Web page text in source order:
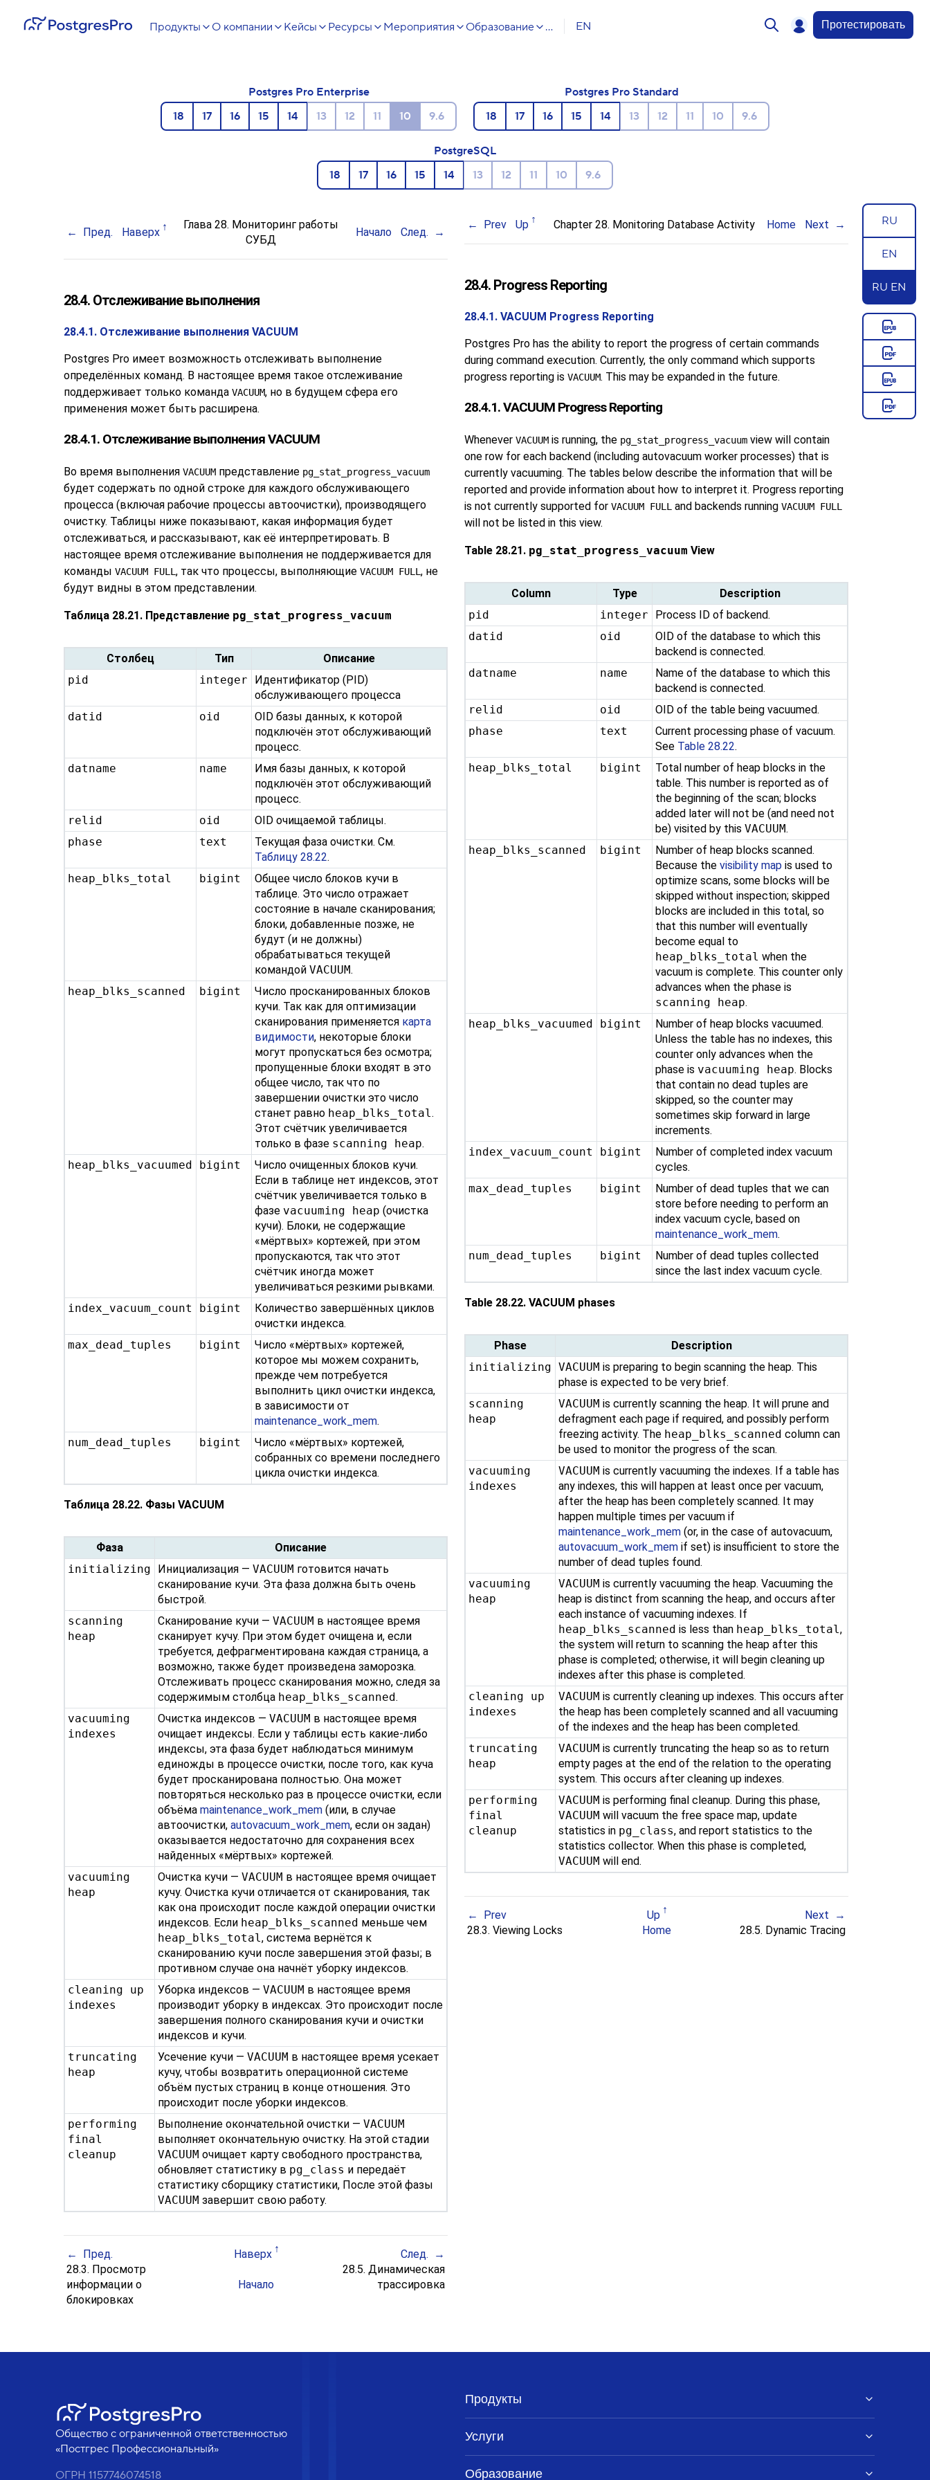
Продукты О компании Кейсы Ресурсы Мероприятия Образование ... EN Протестировать
Postgres Pro Enterprise
18
17 16 15 14 13 12 11 10 9.6
Postgres Pro Standard
18
17 16 15 14 13 12 11 10 9.6
PostgreSQL
18
17 16 15 14 13 12 11 10 9.6
RU
EN
RU EN
Пред. Наверх
Глава 28. Мониторинг работы
СУБД
Начало След.
28.4. Отслеживание выполнения
28.4.1. Отслеживание выполнения VACUUM
Postgres Pro имеет возможность отслеживать выполнение
определённых команд. В настоящее время такое отслеживание
поддерживает только команда VACUUM, но в будущем сфера его
применения может быть расширена.
28.4.1. Отслеживание выполнения VACUUM
Во время выполнения VACUUM представление pg_stat_progress_vacuum
будет содержать по одной строке для каждого обслуживающего
процесса (включая рабочие процессы автоочистки), производящего
очистку. Таблицы ниже показывают, какая информация будет
отслеживаться, и рассказывают, как её интерпретировать. В
настоящее время отслеживание выполнения не поддерживается для
команды VACUUM FULL , так что процессы, выполняющие VACUUM FULL , не
будут видны в этом представлении.
Таблица 28.21. Представление pg_stat_progress_vacuum
Столбец Тип
Описание
pid
integer
Идентификатор (PID)
обслуживающего процесса
datid
oid
OID базы данных, к которой
подключён этот обслуживающий
процесс.
datname
name
Имя базы данных, к которой
подключён этот обслуживающий
процесс.
relid
oid
OID очищаемой таблицы.
phase
text
Текущая фаза очистки. См.
Таблицу 28.22.
heap_blks_total
bigint
Общее число блоков кучи в
таблице. Это число отражает
состояние в начале сканирования;
блоки, добавленные позже, не
будут (и не должны)
обрабатываться текущей
командойVACUUM.
heap_blks_scanned
bigint
Число просканированных блоков
кучи. Так как для оптимизации
сканирования применяется карта
видимости, некоторые блоки
могут пропускаться без осмотра;
пропущенные блоки входят в это
общее число, так что по
завершении очистки это число
станет равно heap_blks_total .
Этот счётчик увеличивается
только в фазе scanning heap.
heap_blks_vacuumed
bigint
Число очищенных блоков кучи.
Если в таблице нет индексов, этот
счётчик увеличивается только в
фазе vacuuming heap (очистка
кучи). Блоки, не содержащие
«мёртвых» кортежей, при этом
пропускаются, так что этот
счётчик иногда может
увеличиваться резкими рывками.
index_vacuum_count
bigint
Количество завершённых циклов
очистки индекса.
max_dead_tuples
bigint
Число «мёртвых» кортежей,
которое мы можем сохранить,
прежде чем потребуется
выполнить цикл очистки индекса,
в зависимости от
maintenance_work_mem.
num_dead_tuples
bigint
Число «мёртвых» кортежей,
собранных со времени последнего
цикла очистки индекса.
Таблица 28.22. Фазы VACUUM
Фаза
Описание
initializing
Инициализация —VACUUM готовится начать
сканирование кучи. Эта фаза должна быть очень
быстрой.
scanning
heap
Сканирование кучи —VACUUM в настоящее время
сканирует кучу. При этом будет очищена и, если
требуется, дефрагментирована каждая страница, а
возможно, также будет произведена заморозка.
Отслеживать процесс сканирования можно, следя за
содержимым столбца heap_blks_scanned.
vacuuming
indexes
Очистка индексов —VACUUM в настоящее время
очищает индексы. Если у таблицы есть какие-либо
индексы, эта фаза будет наблюдаться минимум
единожды в процессе очистки, после того, как куча
будет просканирована полностью. Она может
повторяться несколько раз в процессе очистки, если
объёмаmaintenance_work_mem (или, в случае
автоочистки,autovacuum_work_mem, если он задан)
оказывается недостаточно для сохранения всех
найденных «мёртвых» кортежей.
vacuuming
heap
Очистка кучи —VACUUM в настоящее время очищает
кучу. Очистка кучи отличается от сканирования, так
как она происходит после каждой операции очистки
индексов. Если heap_blks_scanned меньше чем
heap_blks_total, система вернётся к
сканированию кучи после завершения этой фазы; в
противном случае она начнёт уборку индексов.
cleaning up
indexes
Уборка индексов —VACUUM в настоящее время
производит уборку в индексах. Это происходит после
завершения полного сканирования кучи и очистки
индексов и кучи.
truncating
heap
Усечение кучи —VACUUM в настоящее время усекает
кучу, чтобы возвратить операционной системе
объём пустых страниц в конце отношения. Это
происходит после уборки индексов.
performing
final
cleanup
Выполнение окончательной очистки —VACUUM
выполняет окончательную очистку. На этой стадии
VACUUM очищает карту свободного пространства,
обновляет статистику в pg_class и передаёт
статистику сборщику статистики, После этой фазы
VACUUM завершит свою работу.
Пред. Наверх
След.
28.3. Просмотр
информации о
блокировках
Начало
28.5. Динамическая
трассировка
Prev Up Chapter 28. Monitoring Database Activity Home Next
28.4. Progress Reporting
28.4.1. VACUUM Progress Reporting
Postgres Pro has the ability to report the progress of certain commands
during command execution. Currently, the only command which supports
progress reporting is VACUUM. This may be expanded in the future.
28.4.1. VACUUM Progress Reporting
Whenever VACUUM is running, the pg_stat_progress_vacuum view will contain
one row for each backend (including autovacuum worker processes) that is
currently vacuuming. The tables below describe the information that will be
reported and provide information about how to interpret it. Progress reporting
is not currently supported for VACUUM FULL and backends running VACUUM FULL
will not be listed in this view.
Table 28.21. pg_stat_progress_vacuum View
Column Type
Description
pid
integer
Process ID of backend.
datid
oid
OID of the database to which this
backend is connected.
datname
name
Name of the database to which this
backend is connected.
relid
oid
OID of the table being vacuumed.
phase
text
Current processing phase of vacuum.
See Table 28.22.
heap_blks_total
bigint
Total number of heap blocks in the
table. This number is reported as of
the beginning of the scan; blocks
added later will not be (and need not
be) visited by thisVACUUM.
heap_blks_scanned
bigint
Number of heap blocks scanned.
Because thevisibility map is used to
optimize scans, some blocks will be
skipped without inspection; skipped
blocks are included in this total, so
that this number will eventually
become equal to
heap_blks_total when the
vacuum is complete. This counter only
advances when the phase is
scanning heap.
heap_blks_vacuumed
bigint
Number of heap blocks vacuumed.
Unless the table has no indexes, this
counter only advances when the
phase is vacuuming heap. Blocks
that contain no dead tuples are
skipped, so the counter may
sometimes skip forward in large
increments.
index_vacuum_count
bigint
Number of completed index vacuum
cycles.
max_dead_tuples
bigint
Number of dead tuples that we can
store before needing to perform an
index vacuum cycle, based on
maintenance_work_mem.
num_dead_tuples
bigint
Number of dead tuples collected
since the last index vacuum cycle.
Table 28.22. VACUUM phases
Phase
Description
initializing VACUUM is preparing to begin scanning the heap. This
phase is expected to be very brief.
scanning
heap
VACUUM is currently scanning the heap. It will prune and
defragment each page if required, and possibly perform
freezing activity. The heap_blks_scanned column can
be used to monitor the progress of the scan.
vacuuming
indexes
VACUUM is currently vacuuming the indexes. If a table has
any indexes, this will happen at least once per vacuum,
after the heap has been completely scanned. It may
happen multiple times per vacuum if
maintenance_work_mem (or, in the case of autovacuum,
autovacuum_work_mem if set) is insufficient to store the
number of dead tuples found.
vacuuming
heap
VACUUM is currently vacuuming the heap. Vacuuming the
heap is distinct from scanning the heap, and occurs after
each instance of vacuuming indexes. If
heap_blks_scanned is less than heap_blks_total,
the system will return to scanning the heap after this
phase is completed; otherwise, it will begin cleaning up
indexes after this phase is completed.
cleaning up
indexes
VACUUM is currently cleaning up indexes. This occurs after
the heap has been completely scanned and all vacuuming
of the indexes and the heap has been completed.
truncating
heap
VACUUM is currently truncating the heap so as to return
empty pages at the end of the relation to the operating
system. This occurs after cleaning up indexes.
performing
final
cleanup
VACUUM is performing final cleanup. During this phase,
VACUUM will vacuum the free space map, update
statistics in pg_class, and report statistics to the
statistics collector. When this phase is completed,
VACUUM will end.
Prev Up
Next
28.3. Viewing Locks
Home 28.5. Dynamic Tracing
Общество с ограниченной ответственностью
«Постгрес Профессиональный»
ОГРН 1157746074518
Продукты
Услуги
Образование